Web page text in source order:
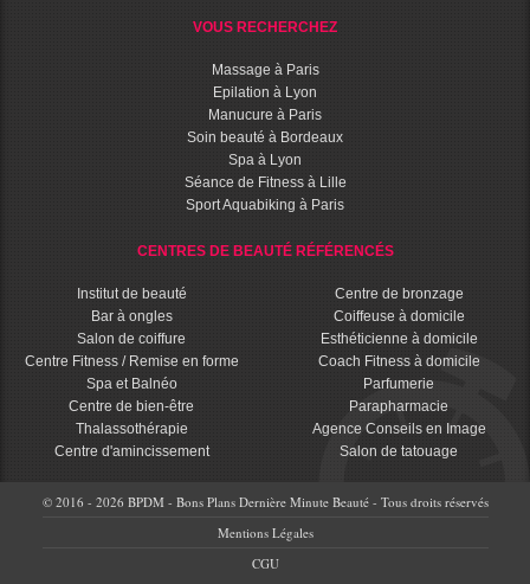
VOUS RECHERCHEZ
Massage à Paris
Epilation à Lyon
Manucure à Paris
Soin beauté à Bordeaux
Spa à Lyon
Séance de Fitness à Lille
Sport Aquabiking à Paris
CENTRES DE BEAUTÉ RÉFÉRENCÉS
Institut de beauté
Bar à ongles
Salon de coiffure
Centre Fitness / Remise en forme
Spa et Balnéo
Centre de bien-être
Thalassothérapie
Centre d'amincissement
Centre de bronzage
Coiffeuse à domicile
Esthéticienne à domicile
Coach Fitness à domicile
Parfumerie
Parapharmacie
Agence Conseils en Image
Salon de tatouage
© 2016 - 2026 BPDM - Bons Plans Dernière Minute Beauté - Tous droits réservés
Mentions Légales
CGU